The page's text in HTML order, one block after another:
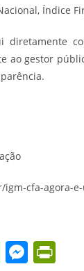
Índice
diretamente
ao gestor
igm-cfa-agora-
W M